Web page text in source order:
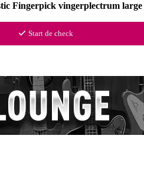
Fingerpick vingerplectrum large
Start de check